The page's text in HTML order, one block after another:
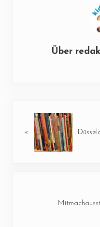
Über
«